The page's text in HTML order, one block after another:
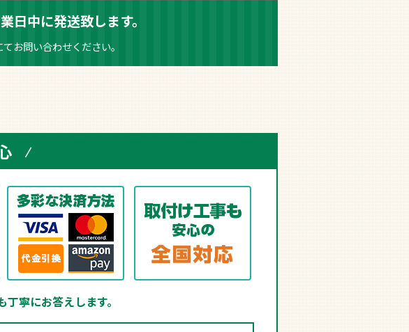
日中に発送致します。
お問い合わせください。
丁寧にお答えします。